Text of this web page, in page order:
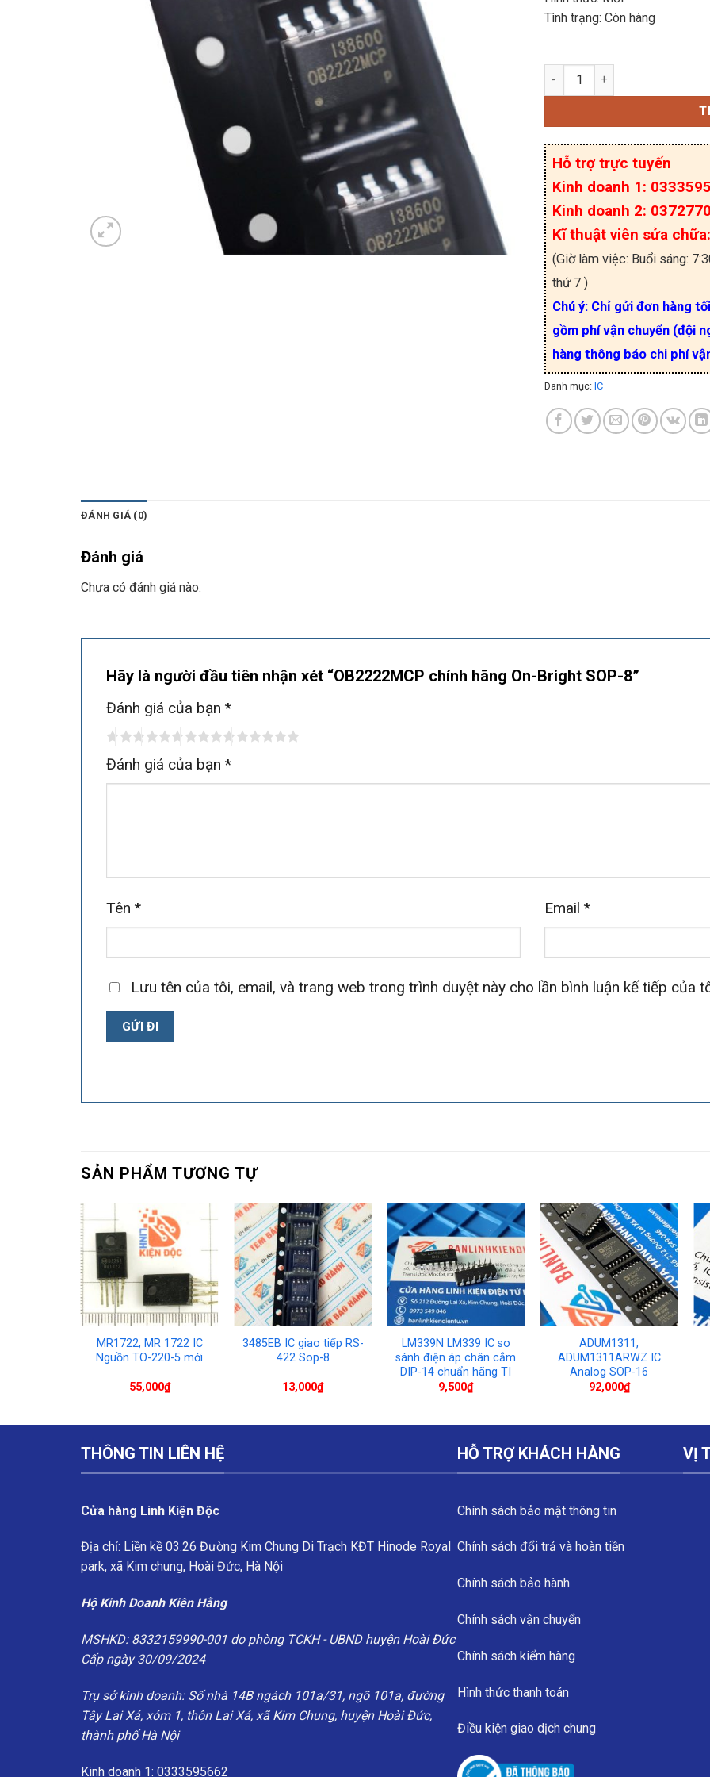
Tình trạng: Còn hàng
OB2222MCP chính
Hỗ trợ trực tuyến
Kinh doanh 1:
Kinh doanh 2:
Kĩ thuật viên sửa
(Giờ làm việc: Buổi sáng:
thứ 7 )
Chú ý: Chỉ gửi đơn hàng
gồm phí vận chuyển (đội
hàng thông báo chi phí
Danh mục: IC
ĐÁNH GIÁ (0)
Đánh giá
Chưa có đánh giá nào.
Hãy là người đầu tiên nhận xét “OB2222MCP chính hãng On-Bright SOP-8”
Đánh giá của bạn *
Đánh giá của bạn *
Tên * Email *
Lưu tên của tôi, email, và trang web trong trình duyệt này cho lần bình luận kế tiếp của
SẢN PHẨM TƯƠNG TỰ
MR1722, MR 1722 IC
Nguồn TO-220-5 mới
55,000₫
3485EB IC giao tiếp RS-
422 Sop-8
13,000₫
LM339N LM339 IC so
sánh điện áp chân cắm
DIP-14 chuẩn hãng TI
9,500₫
ADUM1311,
ADUM1311ARWZ IC
Analog SOP-16
92,000₫
THÔNG TIN LIÊN HỆ
Cửa hàng Linh Kiện Độc
Địa chỉ: Liền kề 03.26 Đường Kim Chung Di Trạch KĐT Hinode Royal
park, xã Kim chung, Hoài Đức, Hà Nội
Hộ Kinh Doanh Kiên Hằng
MSHKD: 8332159990-001 do phòng TCKH - UBND huyện Hoài Đức
Cấp ngày 30/09/2024
Trụ sở kinh doanh: Số nhà 14B ngách 101a/31, ngõ 101a, đường
Tây Lai Xá, xóm 1, thôn Lai Xá, xã Kim Chung, huyện Hoài Đức,
thành phố Hà Nội
Kinh doanh 1: 0333595662
HỖ TRỢ KHÁCH HÀNG
Chính sách bảo mật thông tin
Chính sách đổi trả và hoàn tiền
Chính sách bảo hành
Chính sách vận chuyển
Chính sách kiểm hàng
Hình thức thanh toán
Điều kiện giao dịch chung
VỊ